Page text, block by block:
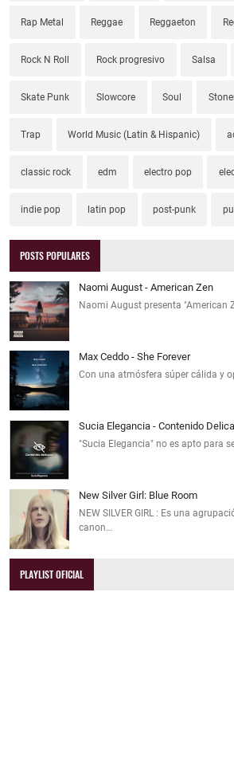
Rap Metal Reggae Reggaeton
Rock N Roll Rock progresivo Salsa
Skate Punk Slowcore Soul
Trap World Music (Latin & Hispanic)
classic rock edm electro pop
indie pop latin pop post-punk
POSTS POPULARES
Naomi August - American Zen
Naomi August presenta "American
Max Ceddo - She Forever
Con una atmósfera súper cálida y
Sucia Elegancia - Contenido
"Sucia Elegancia" no es apto para
New Silver Girl: Blue Room
NEW SILVER GIRL : Es una
canon…
PLAYLIST OFICIAL